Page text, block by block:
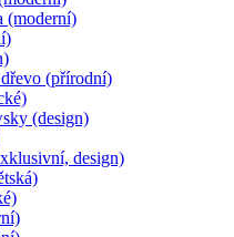
(moderní)
(přírodní)
(design)
design)